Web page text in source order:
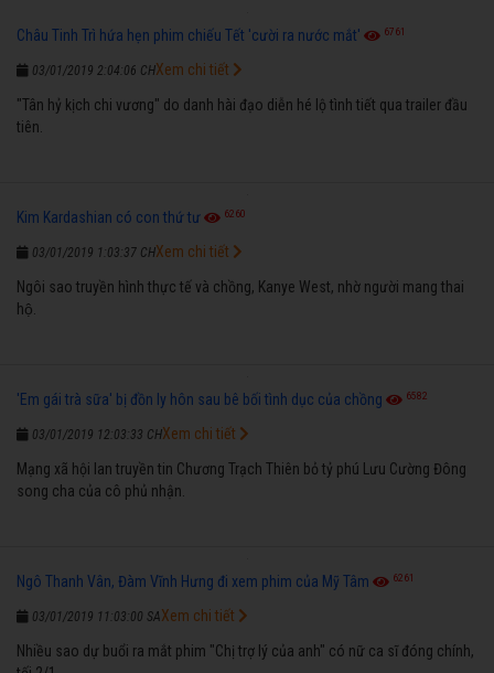
Châu Tinh Trì hứa hẹn phim chiếu Tết 'cười ra nước mắt' 6761
03/01/2019 2:04:06 CH
"Tân hỷ kịch chi vương" do danh hài đạo diễn hé lộ tình tiết qua trailer đầu
tiên.
Xem chi tiết
Kim Kardashian có con thứ tư 6260
03/01/2019 1:03:37 CH
Ngôi sao truyền hình thực tế và chồng, Kanye West, nhờ người mang thai
hộ.
Xem chi tiết
'Em gái trà sữa' bị đồn ly hôn sau bê bối tình dục của chồng 6582
03/01/2019 12:03:33 CH
Mạng xã hội lan truyền tin Chương Trạch Thiên bỏ tỷ phú Lưu Cường Đông
song cha của cô phủ nhận.
Xem chi tiết
Ngô Thanh Vân, Đàm Vĩnh Hưng đi xem phim của Mỹ Tâm 6261
03/01/2019 11:03:00 SA
Nhiều sao dự buổi ra mắt phim "Chị trợ lý của anh" có nữ ca sĩ đóng chính,
Xem chi tiết